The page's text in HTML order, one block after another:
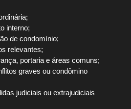
interno;
de condomínio;
relevantes;
portaria e áreas comuns;
graves ou condômino
judiciais ou extrajudiciais